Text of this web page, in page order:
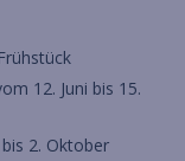
12. Juni bis 15.
2. Oktober